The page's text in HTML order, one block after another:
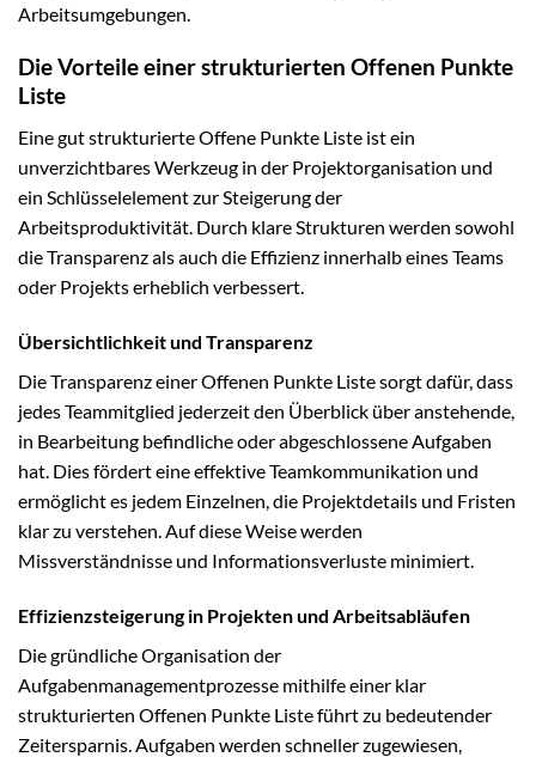
Arbeitsumgebungen.
Die Vorteile einer strukturierten Offenen Punkte
Liste
Eine gut strukturierte Offene Punkte Liste ist ein
unverzichtbares Werkzeug in der Projektorganisation und
ein Schlüsselelement zur Steigerung der
Arbeitsproduktivität. Durch klare Strukturen werden sowohl
die Transparenz als auch die Effizienz innerhalb eines Teams
oder Projekts erheblich verbessert.
Übersichtlichkeit und Transparenz
Die Transparenz einer Offenen Punkte Liste sorgt dafür, dass
jedes Teammitglied jederzeit den Überblick über anstehende,
in Bearbeitung befindliche oder abgeschlossene Aufgaben
hat. Dies fördert eine effektive Teamkommunikation und
ermöglicht es jedem Einzelnen, die Projektdetails und Fristen
klar zu verstehen. Auf diese Weise werden
Missverständnisse und Informationsverluste minimiert.
Effizienzsteigerung in Projekten und Arbeitsabläufen
Die gründliche Organisation der
Aufgabenmanagementprozesse mithilfe einer klar
strukturierten Offenen Punkte Liste führt zu bedeutender
Zeitersparnis. Aufgaben werden schneller zugewiesen,